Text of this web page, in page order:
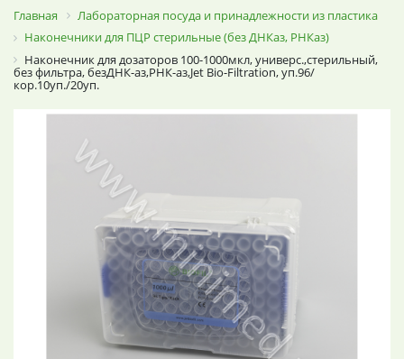
Главная
Лабораторная посуда и принадлежности из пластика
Наконечники для ПЦР стерильные (без ДНКаз, РНКаз)
Наконечник для дозаторов 100-1000мкл, универс.,стерильный,
без фильтра, безДНК-аз,РНК-аз,Jet Bio-Filtration, уп.96/
кор.10уп./20уп.